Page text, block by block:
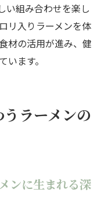
い組み合わせを楽し
リ入りラーメンを体
材の活用が進み、健
ます。
ラーメンの
ンに生まれる深